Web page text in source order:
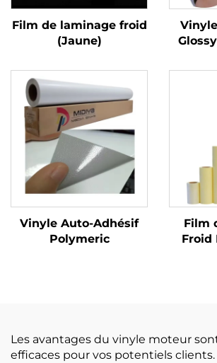
Film de laminage froid
(Jaune)
Vinyle Auto-Adhésif
Polymeric
Film
Froid
Les avantages du vinyle moteur
efficaces pour vos potentiels